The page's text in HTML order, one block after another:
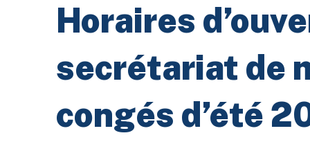
Horaires
secrétariat de
congés d’été